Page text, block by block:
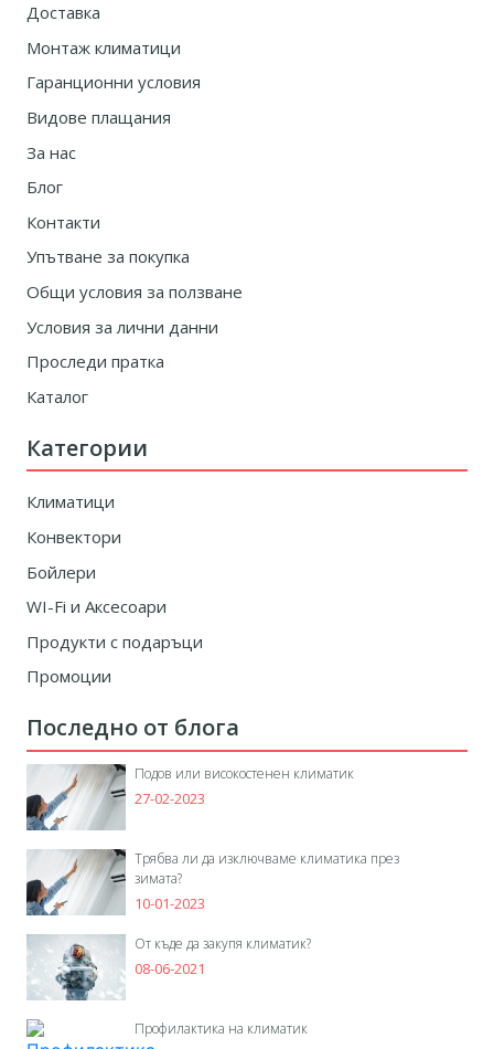
Доставка
Монтаж климатици
Гаранционни условия
Видове плащания
За нас
Блог
Контакти
Упътване за покупка
Общи условия за ползване
Условия за лични данни
Проследи пратка
Каталог
Категории
Климатици
Конвектори
Бойлери
WI-Fi и Аксесоари
Продукти с подаръци
Промоции
Последно от блога
Подов или високостенен климатик
27-02-2023
Трябва ли да изключваме климатика през
зимата?
10-01-2023
От къде да закупя климатик?
08-06-2021
Профилактика на климатик